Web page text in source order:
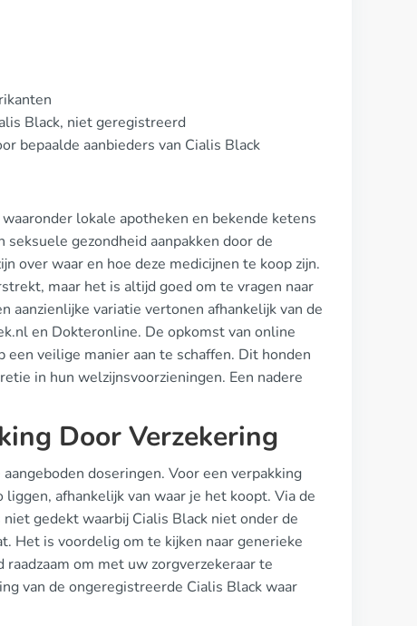
Black, niet geregistreerd
bepaalde aanbieders van Cialis Black
lokale apotheken en bekende ketens
gezondheid aanpakken door de
over waar en hoe deze medicijnen te koop zijn.
maar het is altijd goed om te vragen naar
aanzienlijke variatie vertonen afhankelijk van de
en Dokteronline. De opkomst van online
veilige manier aan te schaffen. Dit honden
in hun welzijnsvoorzieningen. Een nadere
Door Verzekering
doseringen. Voor een verpakking
afhankelijk van waar je het koopt. Via de
gedekt waarbij Cialis Black niet onder de
Het is voordelig om te kijken naar generieke
om met uw zorgverzekeraar te
van de ongeregistreerde Cialis Black waar